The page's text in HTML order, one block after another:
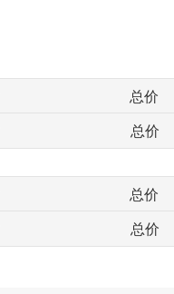
总价
总价
总价
总价